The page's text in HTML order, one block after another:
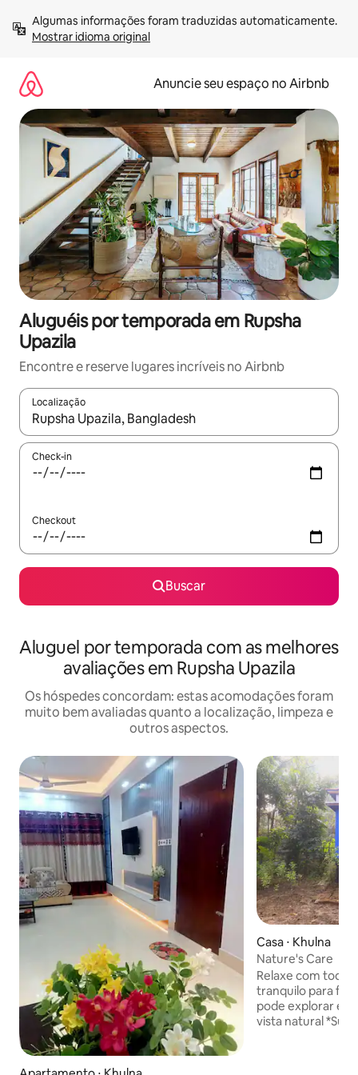
para
Mostrar idioma original
Anuncie seu espaço no Airbnb
Aluguéis por temporada em Rupsha
Upazila
Encontre e reserve lugares incríveis no Airbnb
Localização
Quando os resultados estiverem disponíveis, explore-os
Check-in
Checkout
Buscar
Aluguel por temporada com as melhores
avaliações em Rupsha Upazila
Os hóspedes concordam: estas acomodações foram
muito bem avaliadas quanto a localização, limpeza e
outros aspectos.
Casa ⋅ Khulna
Nature's Care
Relaxe com toda
tranquilo para
pode explorar e
vista natural